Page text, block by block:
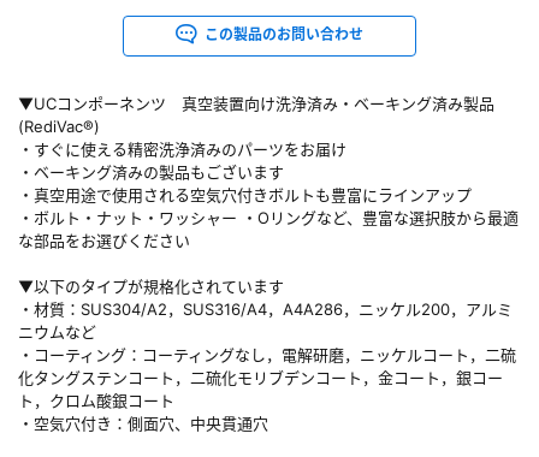
▼UCコンポーネンツ 真空装置向け洗浄済み・ベーキング済み製品
(RediVac®)
・すぐに使える精密洗浄済みのパーツをお届け
・ベーキング済みの製品もございます
・真空用途で使用される空気穴付きボルトも豊富にラインアップ
・ボルト・ナット・ワッシャー ・Oリングなど、豊富な選択肢から最適
な部品をお選びください
▼以下のタイプが規格化されています
・材質：SUS304/A2，SUS316/A4，A4A286，ニッケル200，アルミ
ニウムなど
・コーティング：コーティングなし，電解研磨，ニッケルコート，二硫
化タングステンコート，二硫化モリブデンコート，金コート，銀コー
ト，クロム酸銀コート
・空気穴付き：側面穴、中央貫通穴
この製品のお問い合わせ